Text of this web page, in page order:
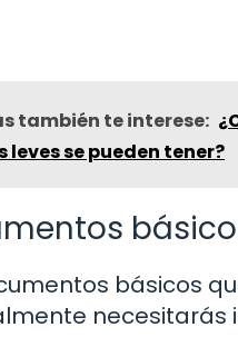
también te interese:
leves se pueden tener?
básicos
necesitarás